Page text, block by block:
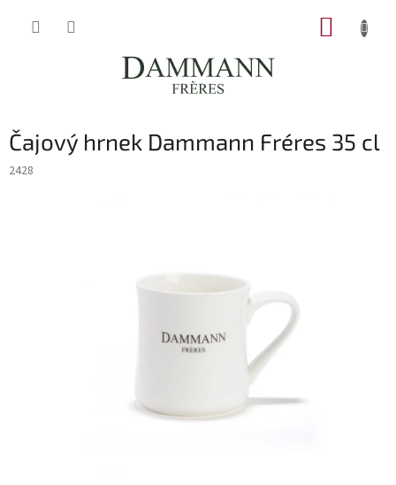
Čajový hrnek Dammann Fréres 35 cl
2428